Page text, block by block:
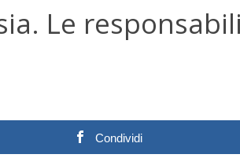
Le
Condividi